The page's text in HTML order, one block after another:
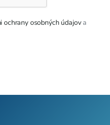
ochrany osobných údajova